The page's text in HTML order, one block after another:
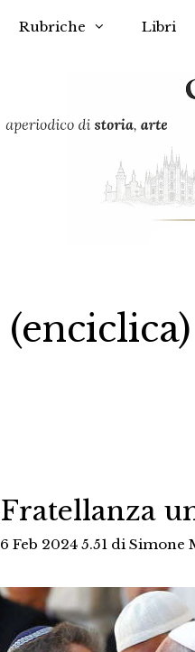
Rubriche Libri
6 Feb 2024 5.51 diSimone